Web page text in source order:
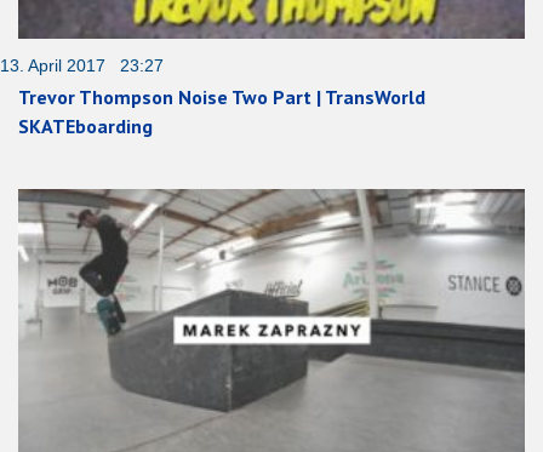
13. April 2017 23:27
Trevor Thompson Noise Two Part | TransWorld
SKATEboarding